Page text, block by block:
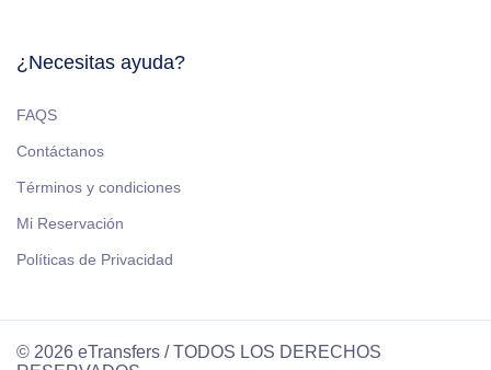
¿Necesitas ayuda?
FAQS
Contáctanos
Términos y condiciones
Mi Reservación
Políticas de Privacidad
© 2026 eTransfers / TODOS LOS DERECHOS